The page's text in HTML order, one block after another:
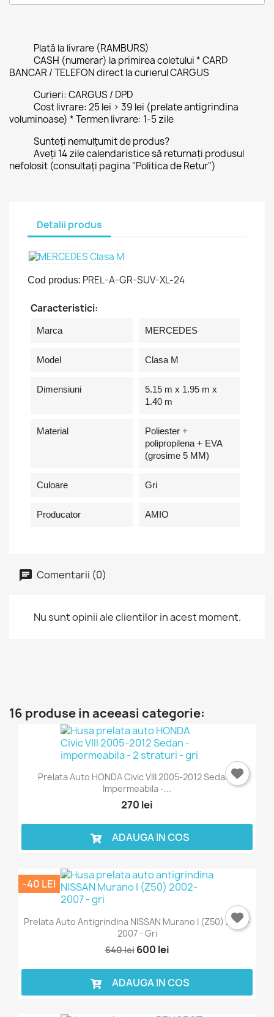
Plată la livrare (RAMBURS)
CASH (numerar) la primirea coletului * CARD
BANCAR / TELEFON direct la curierul CARGUS
Curieri: CARGUS / DPD
Cost livrare: 25 lei > 39 lei (prelate antigrindina
voluminoase) * Termen livrare: 1-5 zile
Sunteți nemulțumit de produs?
Aveți 14 zile calendaristice să returnați produsul
nefolosit (consultați pagina "Politica de Retur")
Detalii produs
Cod produs: PREL-A-GR-SUV-XL-24
Caracteristici:
Marca MERCEDES
Model Clasa M
Dimensiuni
5.15 m x 1.95 m x
1.40 m
Material
Poliester +
polipropilena + EVA
(grosime 5 MM)
Culoare Gri
Producator AMIO
Comentarii (0)
Nu sunt opinii ale clientilor in acest moment.
16 produse in aceeasi categorie:
Prelata Auto HONDA Civic VIII 2005-2012 Sedan -
Impermeabila -...
270 lei
ADAUGA IN COS
Prelata Auto Antigrindina NISSAN Murano I (Z50) 2002-
2007 - Gri
640 lei 600 lei
-40 LEI
ADAUGA IN COS